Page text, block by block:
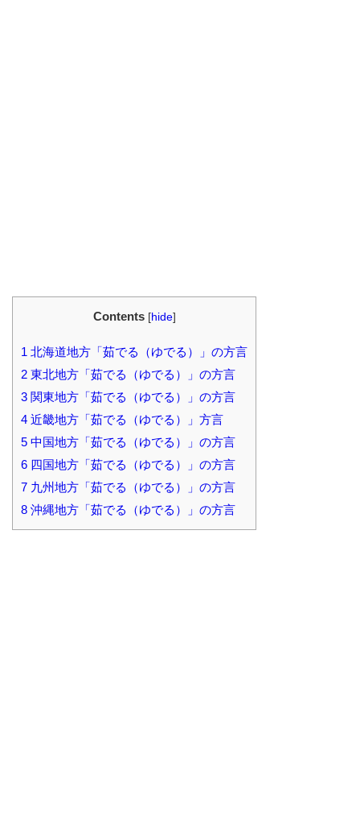
Contents [hide]
1 北海道地方「茹でる（ゆでる）」の方言
2 東北地方「茹でる（ゆでる）」の方言
3 関東地方「茹でる（ゆでる）」の方言
4 近畿地方「茹でる（ゆでる）」方言
5 中国地方「茹でる（ゆでる）」の方言
6 四国地方「茹でる（ゆでる）」の方言
7 九州地方「茹でる（ゆでる）」の方言
8 沖縄地方「茹でる（ゆでる）」の方言